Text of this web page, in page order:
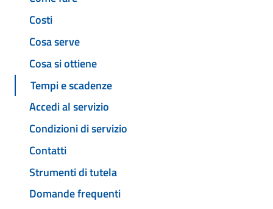
Costi
Cosa serve
Cosa si ottiene
Tempi e scadenze
Accedi al servizio
Condizioni di servizio
Contatti
Strumenti di tutela
Domande frequenti